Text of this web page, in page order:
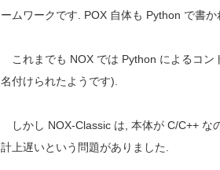
ームワークです. POX 自体も Python で書か
これまでも NOX では Python によるコン
名付けられたようです).
しかし NOX-Classic は, 本体が C/C++ な
計上遅いという問題がありました.